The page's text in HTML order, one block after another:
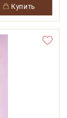
купить